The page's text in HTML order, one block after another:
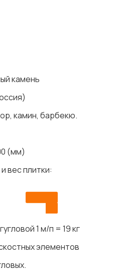
камень
камин, барбекю.
(мм)
вес плитки:
угловой 1 м/п = 19 кг
элементов